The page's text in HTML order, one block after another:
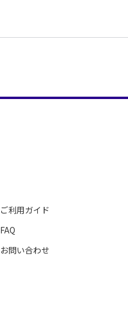
ご利用ガイド
FAQ
お問い合わせ